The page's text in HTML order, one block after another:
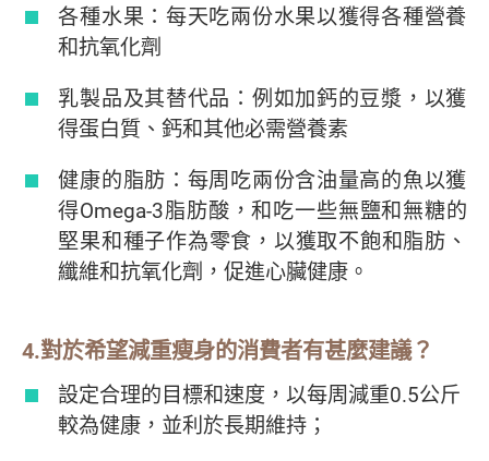
各種水果：每天吃兩份水果以獲得各種營養
和抗氧化劑
乳製品及其替代品：例如加鈣的豆漿，以獲
得蛋白質、鈣和其他必需營養素
健康的脂肪：每周吃兩份含油量高的魚以獲
得Omega-3脂肪酸，和吃一些無鹽和無糖的
堅果和種子作為零食，以獲取不飽和脂肪、
纖維和抗氧化劑，促進心臟健康。
4.對於希望減重瘦身的消費者有甚麼建議？
設定合理的目標和速度，以每周減重0.5公斤
較為健康，並利於長期維持；